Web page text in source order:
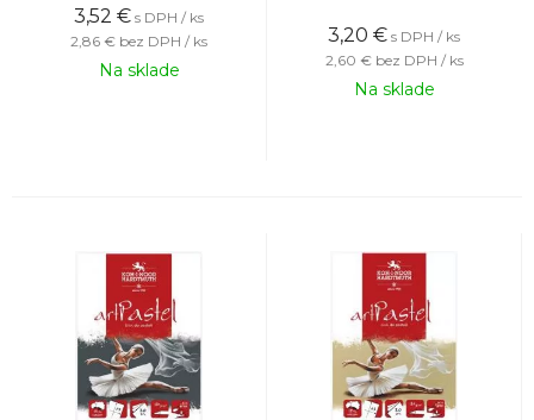
3,52 € s DPH / ks
2,86 € bez DPH / ks
Na sklade
3,20 € s DPH / ks
2,60 € bez DPH / ks
Na sklade